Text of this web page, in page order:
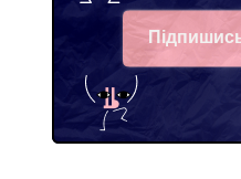
Facebook